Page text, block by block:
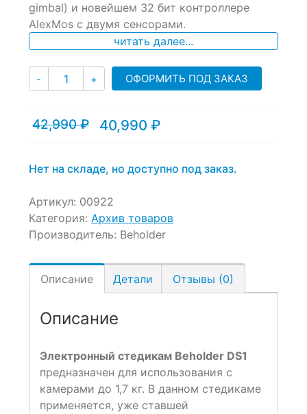
gimbal) и новейшем 32 бит контроллере
AlexMos с двумя сенсорами.
читать далее...
- Количество
+ ОФОРМИТЬ ПОД ЗАКАЗ
42,990₽
Первоначальная
42,990 ₽.
40,990 ₽
Текущая
Нет на складе, но доступно под заказ.
Артикул: 00922
Категория: Архив товаров
Производитель: Beholder
Описание Детали Отзывы (0)
Описание
Электронный стедикам Beholder DS1
предназначен для использования с
камерами до 1,7 кг. В данном стедикаме
применяется, уже ставшей